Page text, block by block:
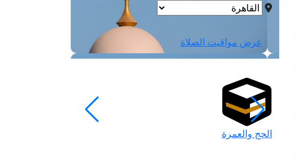
عرض مواقيت الصلاة
الحج والعمرة